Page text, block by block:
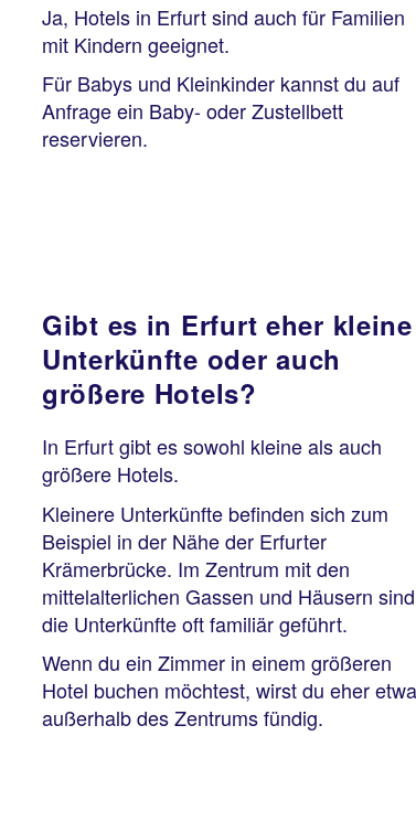
Ja, Hotels in Erfurt sind auch für Familien
mit Kindern geeignet.
Für Babys und Kleinkinder kannst du auf
Anfrage ein Baby- oder Zustellbett
reservieren.
Gibt es in Erfurt eher kleine
Unterkünfte oder auch
größere Hotels?
In Erfurt gibt es sowohl kleine als auch
größere Hotels.
Kleinere Unterkünfte befinden sich zum
Beispiel in der Nähe der Erfurter
Krämerbrücke. Im Zentrum mit den
mittelalterlichen Gassen und Häusern sind
die Unterkünfte oft familiär geführt.
Wenn du ein Zimmer in einem größeren
Hotel buchen möchtest, wirst du eher
außerhalb des Zentrums fündig.